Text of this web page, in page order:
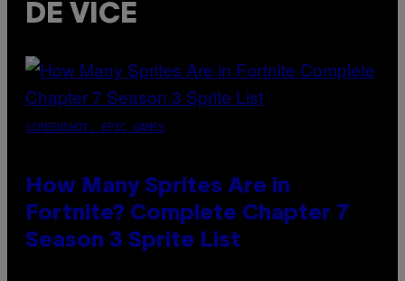
DE VICE
SCREENSHOT: EPIC GAMES
How Many Sprites Are in
Fortnite? Complete Chapter 7
Season 3 Sprite List